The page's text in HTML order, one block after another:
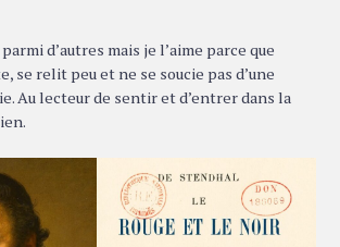
d’autres mais je l’aime parce que
se relit peu et ne se soucie pas d’une
Au lecteur de sentir et d’entrer dans la